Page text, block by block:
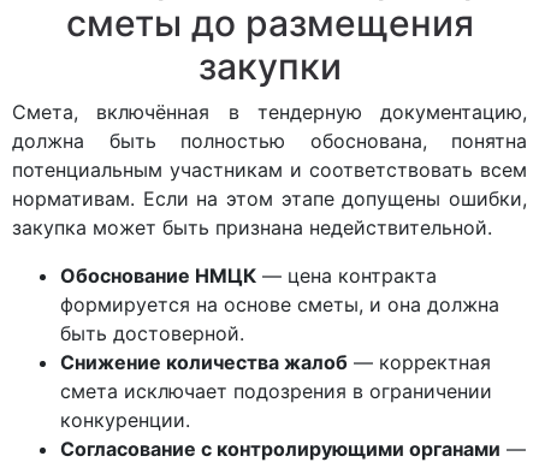
сметы до размещения
закупки
Смета, включённая в тендерную документацию,
должна быть полностью обоснована, понятна
потенциальным участникам и соответствовать всем
нормативам. Если на этом этапе допущены ошибки,
закупка может быть признана недействительной.
Обоснование НМЦК — цена контракта
формируется на основе сметы, и она должна
быть достоверной.
Снижение количества жалоб — корректная
смета исключает подозрения в ограничении
конкуренции.
Согласование с контролирующими органами —